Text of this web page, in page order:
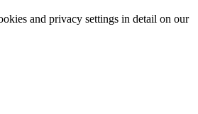
and privacy settings in detail on our